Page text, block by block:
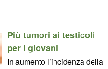
Più tumori ai testicoli
per i giovani
In aumento l’incidenza della